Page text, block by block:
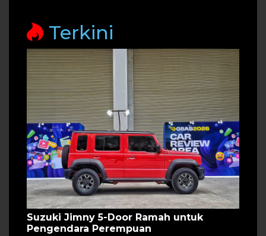
Terkini
Suzuki Jimny 5-Door Ramah untuk
Pengendara Perempuan